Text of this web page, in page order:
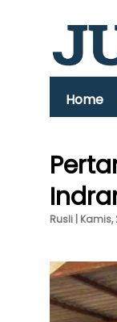
Home
Rusli | Kamis,